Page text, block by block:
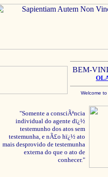
BEM-
Welcome
"Somente a consciÃªncia
individual do agente dï¿½
testemunho dos atos sem
testemunha, e nÃ£o hï¿½ ato
mais desprovido de testemunha
externa do que o ato de
conhecer."